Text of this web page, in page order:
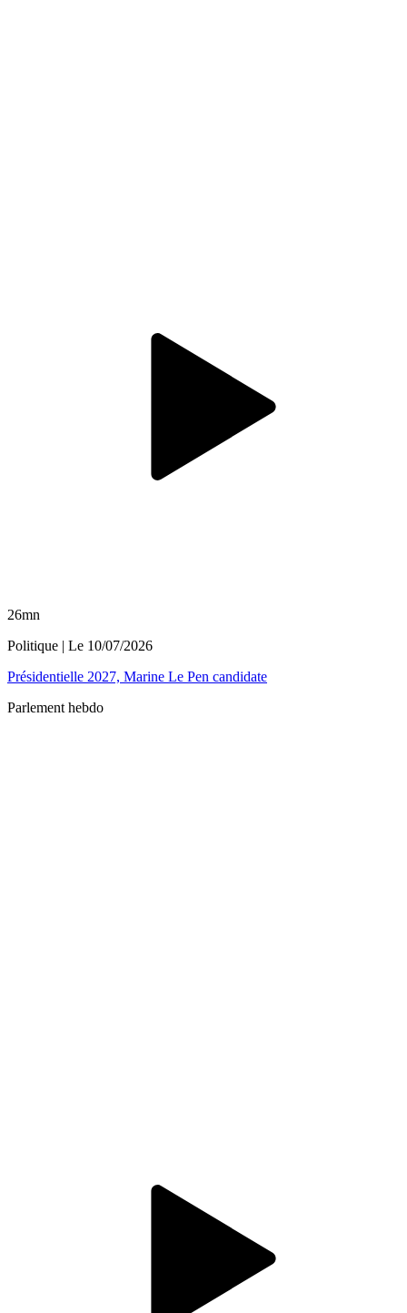
26mn
Politique | Le 10/07/2026
Présidentielle 2027, Marine Le Pen candidate
Parlement hebdo